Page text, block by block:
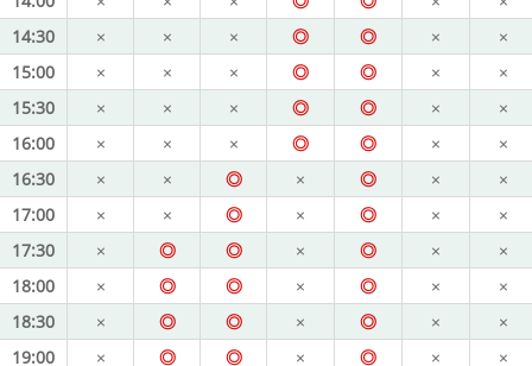
14:30
× × × ◎ ◎ ×
×
15:00
× × × ◎ ◎ ×
×
15:30
× × × ◎ ◎ ×
×
16:00
× × × ◎ ◎ ×
×
16:30
× × ◎ × ◎ ×
×
17:00
× × ◎ × ◎ ×
×
17:30
× ◎ ◎ × ◎ ×
×
18:00
× ◎ ◎ × ◎ ×
×
18:30
× ◎ ◎ × ◎ ×
×
19:00
× ◎ ◎ × ◎ ×
×